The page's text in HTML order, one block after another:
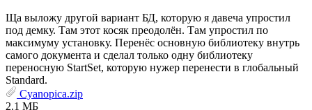
Ща выложу другой вариант БД, которую я давеча упростил
под демку. Там этот косяк преодолён. Там упростил по
максимуму установку. Перенёс основную библиотеку внутрь
самого документа и сделал только одну библиотеку
переносную StartSet, которую нужер перенести в глобальный
Standard.
Cyanopica.zip
2.1 МБ